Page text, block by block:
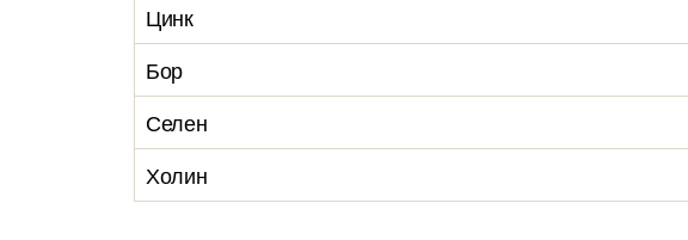
Цинк
Бор
Селен
Холин